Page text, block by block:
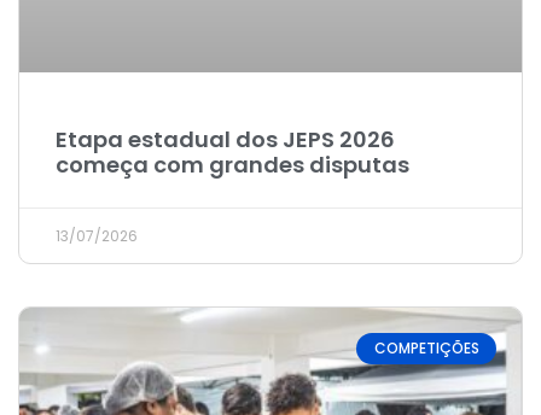
Etapa estadual dos JEPS 2026
começa com grandes disputas
13/07/2026
COMPETIÇÕES